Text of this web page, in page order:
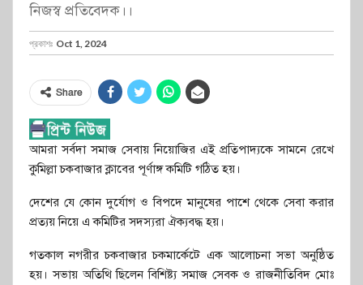
নিজস্ব প্রতিবেদক।।
প্রকাশঃ Oct 1, 2024
Share
আমরা সর্বদা সমাজ সেবায় নিয়োজির এই প্রতিপাদ্যকে সামনে রেখে
কুমিল্লা চকবাজার ক্লাবের পূর্ণাঙ্গ কমিটি গঠিত হয়।
দেশের যে কোন দুর্যোগ ও বিপদে মানুষের পাশে থেকে সেবা করার
প্রত্যয় নিয়ে এ কমিটির সদস্যরা ঐক্যবদ্ধ হয়।
গতকাল নগরীর চকবাজার চকমার্কেটে এক আলোচনা সভা অনুষ্ঠিত
হয়। সভায় অতিথি ছিলেন বিশিষ্ট্য সমাজ সেবক ও রাজনীতিবিদ মোঃ